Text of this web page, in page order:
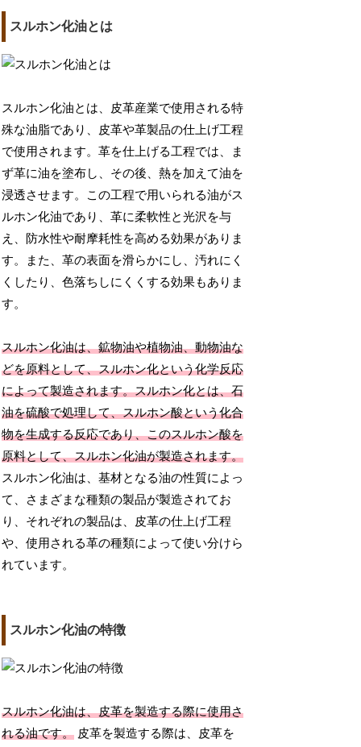
スルホン化油とは
スルホン化油とは、皮革産業で使用される特
殊な油脂であり、皮革や革製品の仕上げ工程
で使用されます。革を仕上げる工程では、ま
ず革に油を塗布し、その後、熱を加えて油を
浸透させます。この工程で用いられる油がス
ルホン化油であり、革に柔軟性と光沢を与
え、防水性や耐摩耗性を高める効果がありま
す。また、革の表面を滑らかにし、汚れにく
くしたり、色落ちしにくくする効果もありま
す。
スルホン化油は、鉱物油や植物油、動物油な
どを原料として、スルホン化という化学反応
によって製造されます。スルホン化とは、石
油を硫酸で処理して、スルホン酸という化合
物を生成する反応であり、このスルホン酸を
原料として、スルホン化油が製造されます。
スルホン化油は、基材となる油の性質によっ
て、さまざまな種類の製品が製造されてお
り、それぞれの製品は、皮革の仕上げ工程
や、使用される革の種類によって使い分けら
れています。
スルホン化油の特徴
スルホン化油は、皮革を製造する際に使用さ
れる油です。 皮革を製造する際は、皮革を